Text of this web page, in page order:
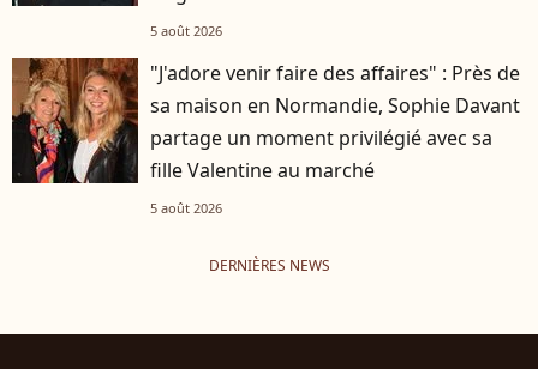
5 août 2026
"J'adore venir faire des affaires" : Près de
sa maison en Normandie, Sophie Davant
partage un moment privilégié avec sa
fille Valentine au marché
5 août 2026
DERNIÈRES NEWS